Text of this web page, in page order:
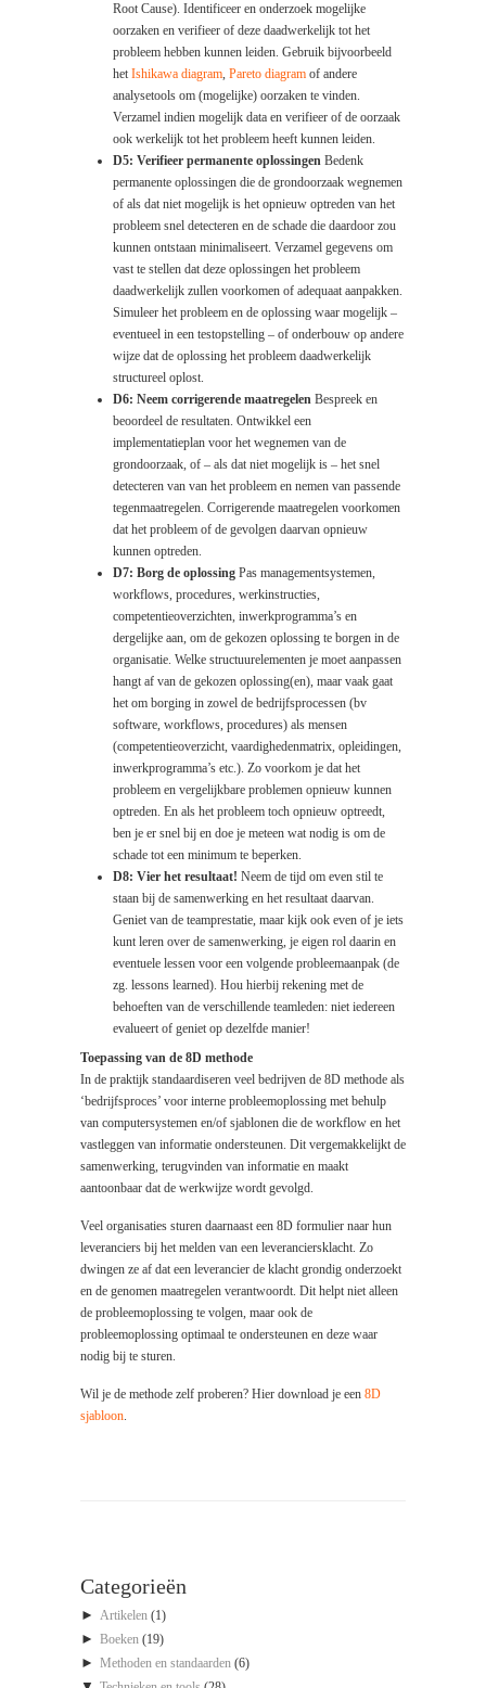
Root Cause). Identificeer en onderzoek mogelijke
oorzaken en verifieer of deze daadwerkelijk tot het
probleem hebben kunnen leiden. Gebruik bijvoorbeeld
het Ishikawa diagram, Pareto diagram of andere
analysetools om (mogelijke) oorzaken te vinden.
Verzamel indien mogelijk data en verifieer of de oorzaak
ook werkelijk tot het probleem heeft kunnen leiden.
D5: Verifieer permanente oplossingen Bedenk
permanente oplossingen die de grondoorzaak wegnemen
of als dat niet mogelijk is het opnieuw optreden van het
probleem snel detecteren en de schade die daardoor zou
kunnen ontstaan minimaliseert. Verzamel gegevens om
vast te stellen dat deze oplossingen het probleem
daadwerkelijk zullen voorkomen of adequaat aanpakken.
Simuleer het probleem en de oplossing waar mogelijk –
eventueel in een testopstelling – of onderbouw op andere
wijze dat de oplossing het probleem daadwerkelijk
structureel oplost.
D6: Neem corrigerende maatregelen Bespreek en
beoordeel de resultaten. Ontwikkel een
implementatieplan voor het wegnemen van de
grondoorzaak, of – als dat niet mogelijk is – het snel
detecteren van van het probleem en nemen van passende
tegenmaatregelen. Corrigerende maatregelen voorkomen
dat het probleem of de gevolgen daarvan opnieuw
kunnen optreden.
D7: Borg de oplossing Pas managementsystemen,
workflows, procedures, werkinstructies,
competentieoverzichten, inwerkprogramma’s en
dergelijke aan, om de gekozen oplossing te borgen in de
organisatie. Welke structuurelementen je moet aanpassen
hangt af van de gekozen oplossing(en), maar vaak gaat
het om borging in zowel de bedrijfsprocessen (bv
software, workflows, procedures) als mensen
(competentieoverzicht, vaardighedenmatrix, opleidingen,
inwerkprogramma’s etc.). Zo voorkom je dat het
probleem en vergelijkbare problemen opnieuw kunnen
optreden. En als het probleem toch opnieuw optreedt,
ben je er snel bij en doe je meteen wat nodig is om de
schade tot een minimum te beperken.
D8: Vier het resultaat! Neem de tijd om even stil te
staan bij de samenwerking en het resultaat daarvan.
Geniet van de teamprestatie, maar kijk ook even of je iets
kunt leren over de samenwerking, je eigen rol daarin en
eventuele lessen voor een volgende probleemaanpak (de
zg. lessons learned). Hou hierbij rekening met de
behoeften van de verschillende teamleden: niet iedereen
evalueert of geniet op dezelfde manier!
Toepassing van de 8D methode
In de praktijk standaardiseren veel bedrijven de 8D methode als
‘bedrijfsproces’ voor interne probleemoplossing met behulp
van computersystemen en/of sjablonen die de workflow en het
vastleggen van informatie ondersteunen. Dit vergemakkelijkt de
samenwerking, terugvinden van informatie en maakt
aantoonbaar dat de werkwijze wordt gevolgd.
Veel organisaties sturen daarnaast een 8D formulier naar hun
leveranciers bij het melden van een leveranciersklacht. Zo
dwingen ze af dat een leverancier de klacht grondig onderzoekt
en de genomen maatregelen verantwoordt. Dit helpt niet alleen
de probleemoplossing te volgen, maar ook de
probleemoplossing optimaal te ondersteunen en deze waar
nodig bij te sturen.
Wil je de methode zelf proberen? Hier download je een 8D
sjabloon.
Categorieën
► Artikelen (1)
► Boeken (19)
► Methoden en standaarden (6)